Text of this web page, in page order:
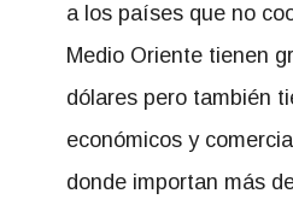
a los países que no
Medio Oriente tienen
dólares pero también
económicos y
donde importan más